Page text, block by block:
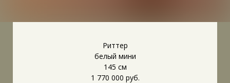
Риттер
белый мини
145 см
1 770 000 руб.